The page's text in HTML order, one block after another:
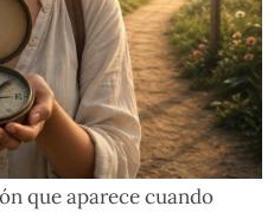
que aparece cuando